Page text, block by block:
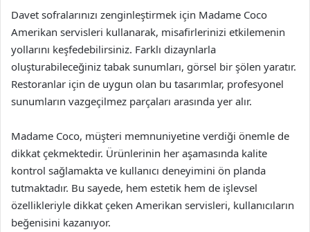
Davet sofralarınızı zenginleştirmek için Madame Coco
Amerikan servisleri kullanarak, misafirlerinizi etkilemenin
yollarını keşfedebilirsiniz. Farklı dizaynlarla
oluşturabileceğiniz tabak sunumları, görsel bir şölen yaratır.
Restoranlar için de uygun olan bu tasarımlar, profesyonel
sunumların vazgeçilmez parçaları arasında yer alır.
Madame Coco, müşteri memnuniyetine verdiği önemle de
dikkat çekmektedir. Ürünlerinin her aşamasında kalite
kontrol sağlamakta ve kullanıcı deneyimini ön planda
tutmaktadır. Bu sayede, hem estetik hem de işlevsel
özellikleriyle dikkat çeken Amerikan servisleri, kullanıcıların
beğenisini kazanıyor.